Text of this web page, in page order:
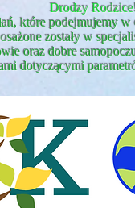
Drodzy
które podejmujemy
zostały w
oraz dobre
dotyczącymi